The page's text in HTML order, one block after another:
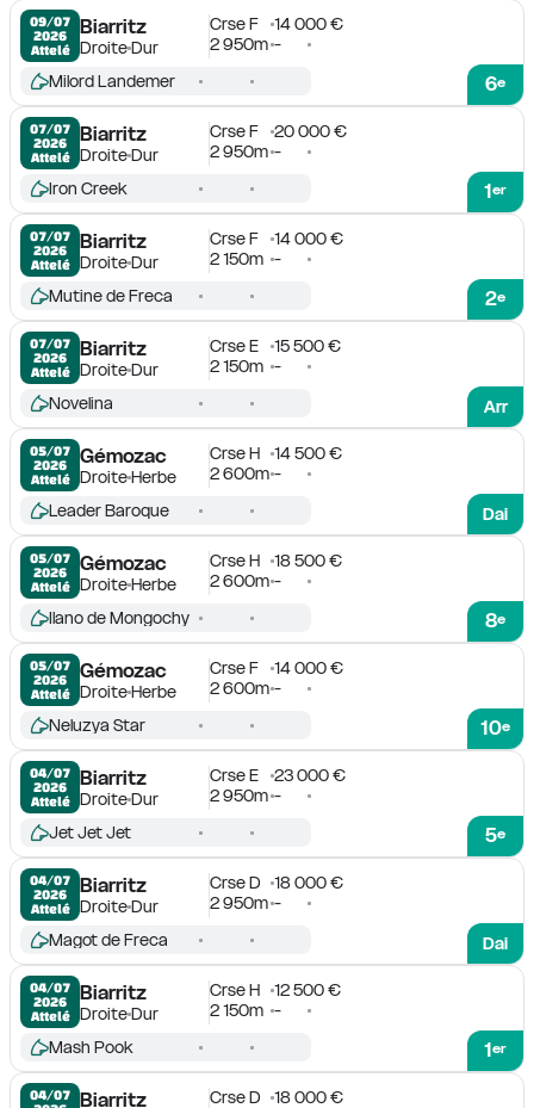
09/07
2026
Attelé
Biarritz
DroiteDur
Crse F
14 000 €
2 950m -
6e
Milord Landemer
07/07
2026
Attelé
Biarritz
DroiteDur
Crse F
20 000 €
2 950m -
1er
Iron Creek
07/07
2026
Attelé
Biarritz
DroiteDur
Crse F
14 000 €
2 150m -
2e
Mutine de Freca
07/07
2026
Attelé
Biarritz
DroiteDur
Crse E
15 500 €
2 150m -
Arr
Novelina
05/07
2026
Attelé
Gémozac
DroiteHerbe
Crse H
14 500 €
2 600m -
Dai
Leader Baroque
05/07
2026
Attelé
Gémozac
DroiteHerbe
Crse H
18 500 €
2 600m -
8e
Ilano de Mongochy
05/07
2026
Attelé
Gémozac
DroiteHerbe
Crse F
14 000 €
2 600m -
10e
Neluzya Star
04/07
2026
Attelé
Biarritz
DroiteDur
Crse E
23 000 €
2 950m -
5e
Jet Jet Jet
04/07
2026
Attelé
Biarritz
DroiteDur
Crse D
18 000 €
2 950m -
Dai
Magot de Freca
04/07
2026
Attelé
Biarritz
DroiteDur
Crse H
12 500 €
2 150m -
1er
Mash Pook
04/07
Biarritz Crse D
18 000 €